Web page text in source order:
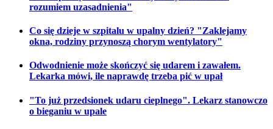
rozumiem uzasadnienia"
Co się dzieje w szpitalu w upalny dzień? "Zaklejamy
okna, rodziny przynoszą chorym wentylatory"
Odwodnienie może skończyć się udarem i zawałem.
Lekarka mówi, ile naprawdę trzeba pić w upał
"To już przedsionek udaru cieplnego". Lekarz stanowczo
o bieganiu w upale